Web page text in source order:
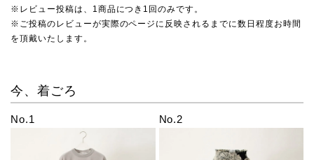
※レビュー投稿は、1商品につき1回のみです。
※ご投稿のレビューが実際のページに反映されるまでに数日程度お時間
を頂戴いたします。
今、着ごろ
No.1 No.2